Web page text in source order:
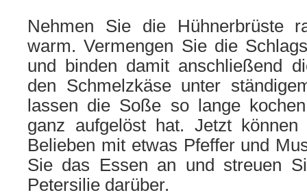
Nehmen Sie die Hühnerbrüste
warm. Vermengen Sie die
und binden damit anschließend
den Schmelzkäse unter
lassen die Soße so lange
ganz aufgelöst hat. Jetzt
Belieben mit etwas Pfeffer und
Sie das Essen an und streuen
Petersilie darüber.